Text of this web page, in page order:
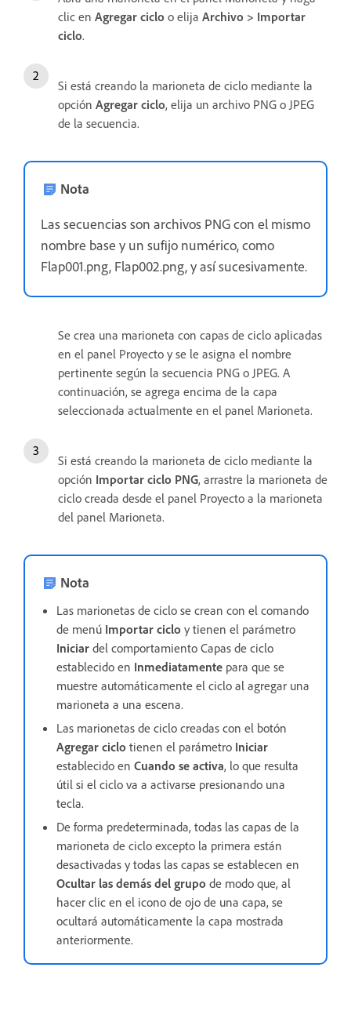
clic en Agregar ciclo o elija Archivo > Importar
ciclo.
Si está creando la marioneta de ciclo mediante la
opción Agregar ciclo, elija un archivo PNG o JPEG
de la secuencia.
Nota
Las secuencias son archivos PNG con el mismo
nombre base y un sufijo numérico, como
Flap001.png, Flap002.png, y así sucesivamente.
Se crea una marioneta con capas de ciclo aplicadas
en el panel Proyecto y se le asigna el nombre
pertinente según la secuencia PNG o JPEG. A
continuación, se agrega encima de la capa
seleccionada actualmente en el panel Marioneta.
Si está creando la marioneta de ciclo mediante la
opción Importar ciclo PNG, arrastre la marioneta de
ciclo creada desde el panel Proyecto a la marioneta
del panel Marioneta.
Nota
Las marionetas de ciclo se crean con el comando
de menú Importar ciclo y tienen el parámetro
Iniciar del comportamiento Capas de ciclo
establecido en Inmediatamente para que se
muestre automáticamente el ciclo al agregar una
marioneta a una escena.
Las marionetas de ciclo creadas con el botón
Agregar ciclo tienen el parámetro Iniciar
establecido en Cuando se activa, lo que resulta
útil si el ciclo va a activarse presionando una
tecla.
De forma predeterminada, todas las capas de la
marioneta de ciclo excepto la primera están
desactivadas y todas las capas se establecen en
Ocultar las demás del grupo de modo que, al
hacer clic en el icono de ojo de una capa, se
ocultará automáticamente la capa mostrada
anteriormente.